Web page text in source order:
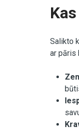
Salikto
ar pāris